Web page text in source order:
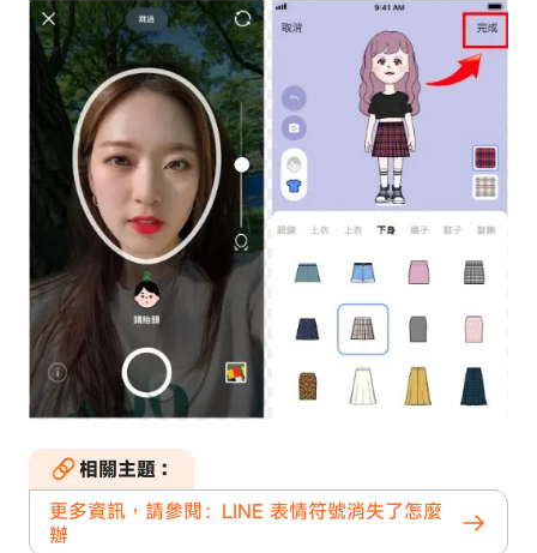
相關主題：
更多資訊，請參閱：LINE 表情符號消失了怎麼
辦